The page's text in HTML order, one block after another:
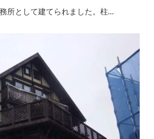
所として建てられました。柱…